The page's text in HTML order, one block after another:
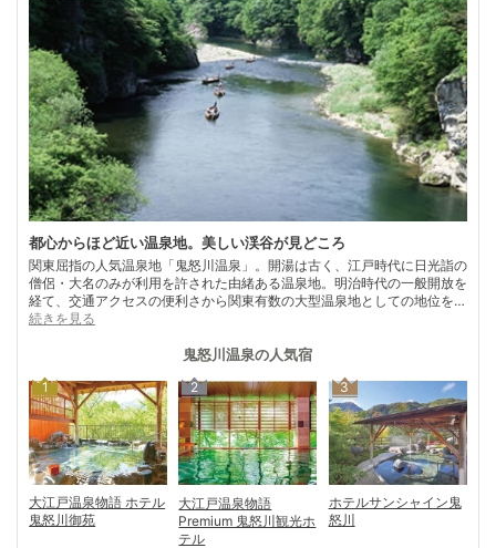
都心からほど近い温泉地。美しい渓谷が見どころ
関東屈指の人気温泉地「鬼怒川温泉」。開湯は古く、江戸時代に日光詣の
僧侶・大名のみが利用を許された由緒ある温泉地。明治時代の一般開放を
経て、交通アクセスの便利さから関東有数の大型温泉地としての地位を確
立。 周辺一帯が日光国立公園に指定されている鬼怒川の上流に広がり、
公園駅までの約2㎞の間に鬼怒川を挟んで両岸に大型ホテル・温泉旅館が
いの奇岩や断崖絶壁、生い茂る新緑や紅葉を見上げる迫力は圧巻。急流や
水しぶきなどスリル満点で、約40分間の船旅を船頭さんが愉しませてく
れる。
続きを見る
鬼怒川温泉の人気宿
1
大江戸温泉物語 ホテル
鬼怒川御苑
2
大江戸温泉物語
Premium 鬼怒川観光ホ
テル
3
ホテルサンシャイン鬼
怒川